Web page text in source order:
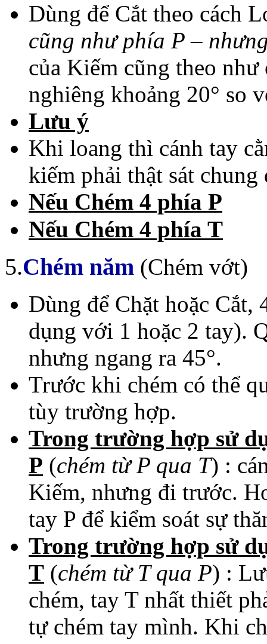
Dùng để Cắt theo cách
cũng như phía P –
của Kiếm cũng theo
nghiêng khoảng 20° so
Lưu ý
Khi loang thì cánh tay
kiếm phải thật sát
Nếu Chém 4 phía P
Nếu Chém 4 phía T
5.Chém năm (Chém vớt)
Dùng để Chặt hoặc Cắt,
dụng với 1 hoặc 2 tay).
nhưng ngang ra 45°.
Trước khi chém có thể
tùy trường hợp.
Trong trường hợp sử
P (chém từ P qua T) :
Kiếm, nhưng đi trước.
tay P để kiểm soát sự
Trong trường hợp sử
T (chém từ T qua P) :
chém, tay T nhất thiết
tự chém tay mình. Khi